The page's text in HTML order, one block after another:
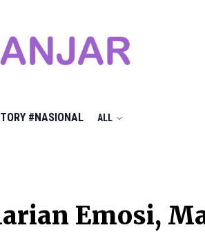
#NASIONAL ALL
Emosi,